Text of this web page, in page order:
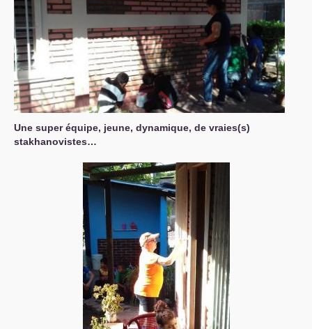
Une super équipe, jeune, dynamique, de vraies(s)
stakhanovistes…